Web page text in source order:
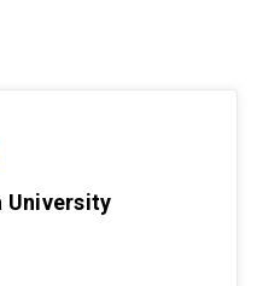
University